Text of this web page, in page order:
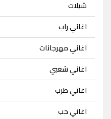
شيلات
اغاني راب
اغاني مهرجانات
اغاني شعبي
اغاني طرب
اغاني حب